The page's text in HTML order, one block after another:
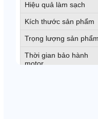
Hiệu quả làm sạch
Kích thước sản phẩm
Trọng lượng sản phẩm
Thời gian bảo hành
motor